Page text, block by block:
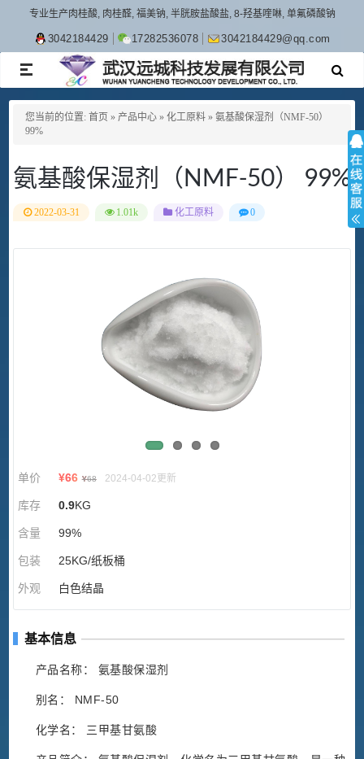
专业生产肉桂酸, 肉桂醛, 福美钠, 半胱胺盐酸盐, 8-羟基喹啉, 单氟磷酸钠
3042184429 17282536078 3042184429@qq.com
TOGGLE
NAVIGATION
您当前的位置: 首页 » 产品中心 » 化工原料 » 氨基酸保湿剂（NMF-50）
99%
氨基酸保湿剂（NMF-50） 99%
2022-03-31 1.01k 化工原料 0
单价 ¥66 ¥68 2024-04-02更新
库存 0.9KG
含量 99%
包装 25KG/纸板桶
外观 白色结晶
基本信息
产品名称： 氨基酸保湿剂
别名： NMF-50
化学名： 三甲基甘氨酸